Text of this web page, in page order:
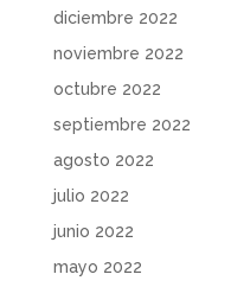
diciembre 2022
noviembre 2022
octubre 2022
septiembre 2022
agosto 2022
julio 2022
junio 2022
mayo 2022